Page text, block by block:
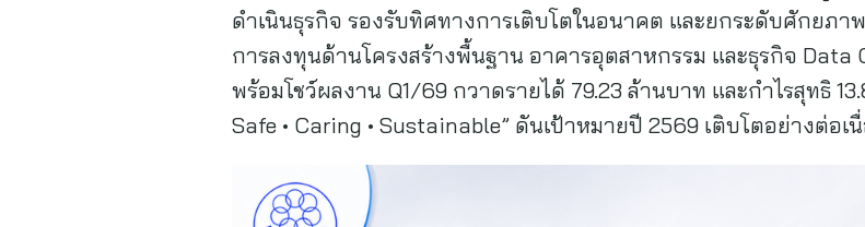
ดำเนินธุรกิจ รองรับทิศทางการเติบโตในอนาคต และยกระดับศักยภา
การลงทุนด้านโครงสร้างพื้นฐาน อาคารอุตสาหกรรม และธุรกิจ Data
พร้อมโชว์ผลงาน Q1/69 กวาดรายได้ 79.23 ล้านบาท และกำไรสุทธิ
Safe • Caring • Sustainable” ดันเป้าหมายปี 2569 เติบโตอย่างต่อเ